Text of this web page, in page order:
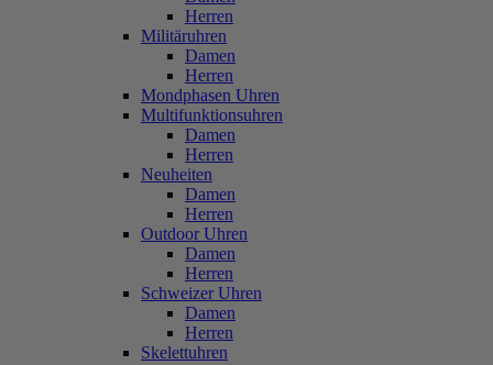
Herren
Militäruhren
Damen
Herren
Mondphasen Uhren
Multifunktionsuhren
Damen
Herren
Neuheiten
Damen
Herren
Outdoor Uhren
Damen
Herren
Schweizer Uhren
Damen
Herren
Skelettuhren